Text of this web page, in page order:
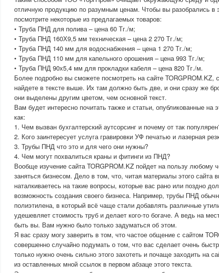
отличную продукцию по разумным ценам. Чтобы вы разобрались в
посмотрите некоторые из предлагаемых товаров:
• Труба ПНД для полива – цена 60 Тг./м;
• Труба ПНД 160Х9,5 мм техническая – цена 2 270 Тг./м;
• Труба ПНД 140 мм для водоснабжения – цена 1 270 Тг./м;
• Труба ПНД 110 мм для капельного орошения – цена 993 Тг./м;
• Труба ПНД 90х5,4 мм для прокладки кабеля – цена 820 Тг./м.
Более подробно вы сможете посмотреть на сайте TORGPROM.KZ,
найдете в тексте выше. Их там должно быть две, и они сразу же
они выделены другим цветом, чем основной текст.
Вам будет интересно почитать также и статьи, опубликованные на
как:
1. Чем вызван бухгалтерский аутсорсинг и почему от так
2. Кого заинтересует услуга гравировки УФ печатью и лазерная
3. Трубы ПНД что это и для чего они нужны?
4. Чем могут похвалиться краны и фитинги из ПНД?
Вообще изучение сайта TORGPROM.KZ пойдет на пользу любому
заняться бизнесом. Дело в том, что, читая материалы этого сайта
наталкиваетесь на такие вопросы, которые вас рано или поздно
возможность создания своего бизнеса. Например, трубы ПНД
полиэтилена, в который всё чаще стали добавлять различные
удешевляет стоимость труб и делает кого-то богаче. А ведь на
быть вы. Вам нужно было только задуматься об этом.
Я вас сразу могу заверить в том, что частое общение с сайтом
совершенно случайно подумать о том, что вас сделает очень
только нужно очень сильно этого захотеть и почаще заходить на
из оставленных мной ссылок в первом абзаце этого текста.